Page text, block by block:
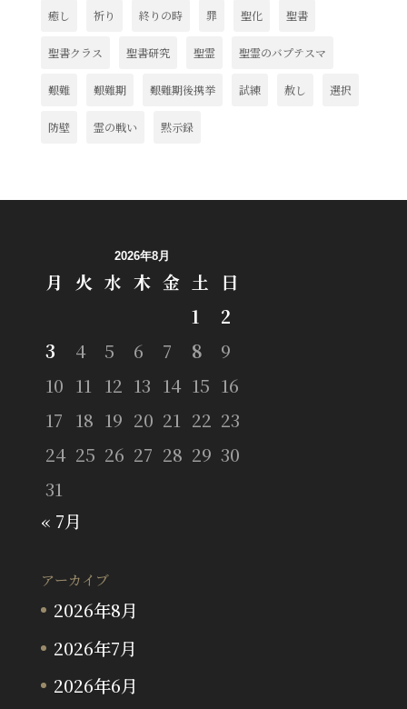
癒し 祈り 終りの時 罪 聖化 聖書
聖書クラス 聖書研究 聖霊 聖霊のバプテスマ
艱難 艱難期 艱難期後携挙 試練 赦し 選択
防壁 霊の戦い 黙示録
2026年8月
月 火 水 木 金 土
日
1
2
3
4 5 6 7 8
9
10 11 12 13 14 15 16
17 18 19 20 21 22 23
24 25 26 27 28 29 30
31
« 7月
アーカイブ
2026年8月
2026年7月
2026年6月